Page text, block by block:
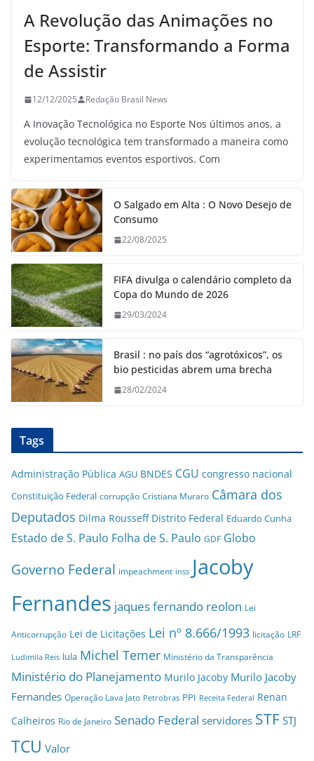
A Revolução das Animações no
Esporte: Transformando a Forma
de Assistir
12/12/2025 Redação Brasil News
A Inovação Tecnológica no Esporte Nos últimos anos, a
evolução tecnológica tem transformado a maneira como
experimentamos eventos esportivos. Com
O Salgado em Alta : O Novo Desejo de
Consumo
22/08/2025
FIFA divulga o calendário completo da
Copa do Mundo de 2026
29/03/2024
Brasil : no país dos “agrotóxicos”, os
bio pesticidas abrem uma brecha
28/02/2024
Tags
Administração Pública AGU BNDES CGU congresso nacional
Constituição Federal corrupção Cristiana Muraro Câmara dos
Deputados Dilma Rousseff Distrito Federal Eduardo Cunha
Estado de S. Paulo Folha de S. Paulo GDF Globo
Governo Federal impeachment inss Jacoby
Fernandes jaques fernando reolon Lei
Anticorrupção Lei de Licitações Lei nº 8.666/1993 licitação LRF
Ludimila Reis lula Michel Temer Ministério da Transparência
Ministério do Planejamento Murilo Jacoby Murilo Jacoby
Fernandes Operação Lava Jato Petrobras PPI Receita Federal Renan
Calheiros Rio de Janeiro Senado Federal servidores STF STJ
TCU Valor